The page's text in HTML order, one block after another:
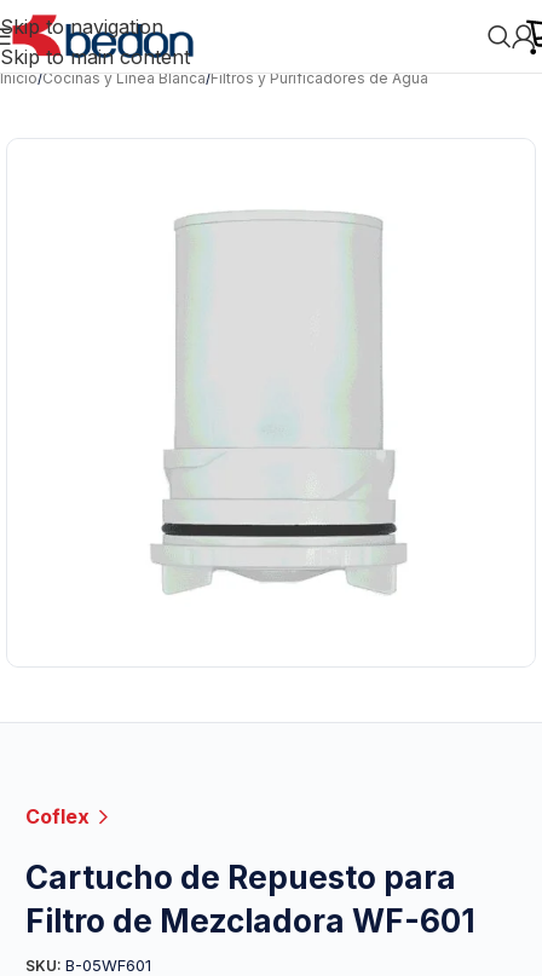
Skip to navigation
Skip to main content
Inicio/Cocinas y Línea Blanca/Filtros y Purificadores de Agua
Coflex
Cartucho de Repuesto para
Filtro de Mezcladora WF-601
SKU: B-05WF601